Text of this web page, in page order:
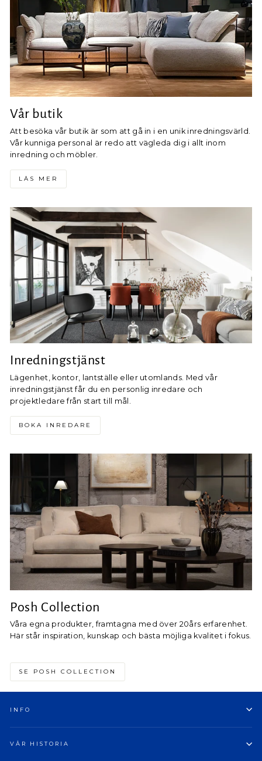
Vår butik
Att besöka vår butik är som att gå in i en unik inredningsvärld.
Vår kunniga personal är redo att vägleda dig i allt inom
inredning och möbler.
LÄS MER
Inredningstjänst
Lägenhet, kontor, lantställe eller utomlands. Med vår
inredningstjänst får du en personlig inredare och
projektledare från start till mål.
BOKA INREDARE
Posh Collection
Våra egna produkter, framtagna med över 20års erfarenhet.
Här står inspiration, kunskap och bästa möjliga kvalitet i fokus.
SE POSH COLLECTION
INFO
VÅR HISTORIA